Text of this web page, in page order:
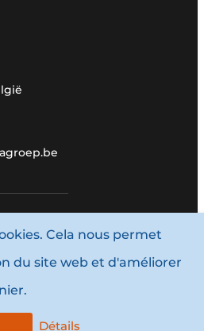
Louwersmediagroep.
et conditions
Cela nous permet
du site web et d'améliorer
Détails